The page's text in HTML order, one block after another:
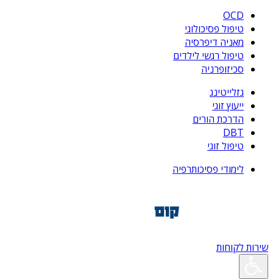
OCD
טיפול פסיכולוגי
מאניה דיפרסיה
טיפול רגשי לילדים
סכיזופרניה
גזלייטינג
ייעוץ זוגי
הדרכת הורים
DBT
טיפול זוגי
לימודי פסיכותרפיה
שירות לקוחות